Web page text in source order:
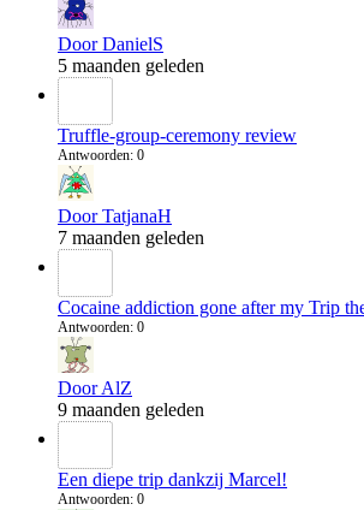
Door DanielS
5 maanden geleden
Truffle-group-ceremony review
Antwoorden: 0
Door TatjanaH
7 maanden geleden
Cocaine addiction gone after my Trip
Antwoorden: 0
Door AlZ
9 maanden geleden
Een diepe trip dankzij Marcel!
Antwoorden: 0